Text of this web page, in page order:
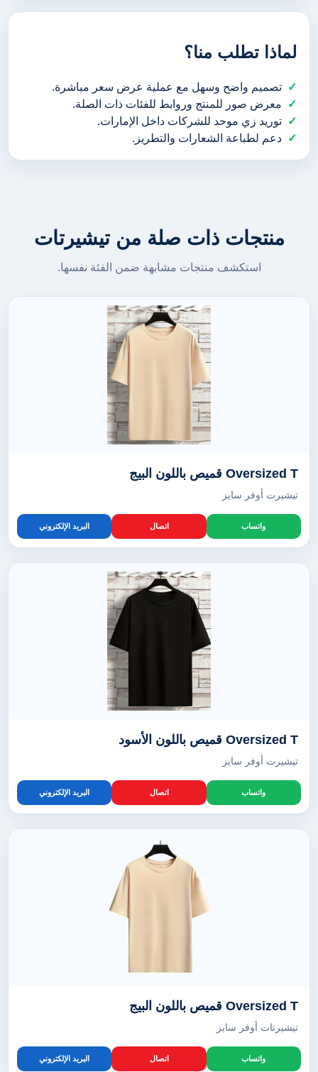
لماذا تطلب منا؟
تصميم واضح وسهل مع عملية عرض سعر مباشرة.
معرض صور للمنتج وروابط للفئات ذات الصلة.
توريد زي موحد للشركات داخل الإمارات.
دعم لطباعة الشعارات والتطريز.
منتجات ذات صلة من تيشيرتات
استكشف منتجات مشابهة ضمن الفئة نفسها.
Oversized T قميص باللون البيج
تيشيرت أوفر سايز
واتساب اتصال البريد الإلكتروني
Oversized T قميص باللون الأسود
تيشيرت أوفر سايز
واتساب اتصال البريد الإلكتروني
Oversized T قميص باللون البيج
تيشيرتات أوفر سايز
واتساب اتصال البريد الإلكتروني